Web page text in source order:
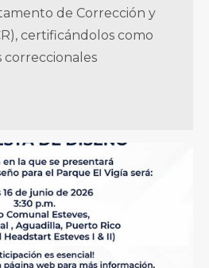
de Corrección y
certificándolos como
correccionales